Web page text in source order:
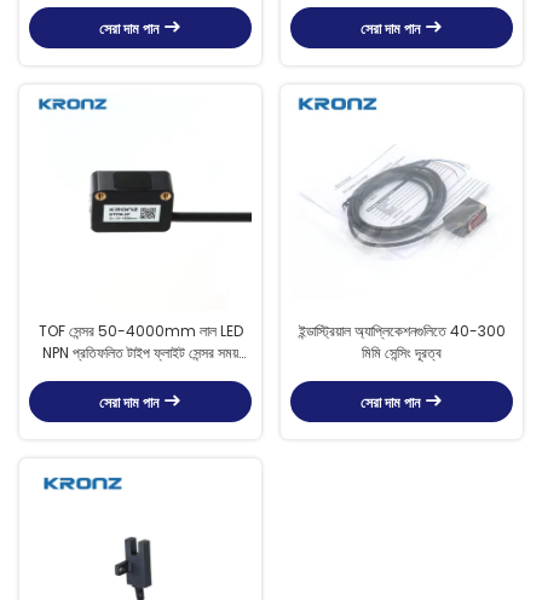
সেরা দাম পান
সেরা দাম পান
TOF সেন্সর 50-4000mm লাল LED
NPN প্রতিফলিত টাইপ ফ্লাইট সেন্সর সময়
সেরা দাম পান
ইন্ডাস্ট্রিয়াল অ্যাপ্লিকেশনগুলিতে 40-300
মিমি সেন্সিং দূরত্ব
সেরা দাম পান